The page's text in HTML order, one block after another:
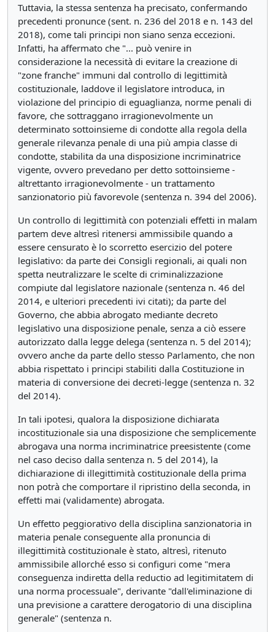
Tuttavia, la stessa sentenza ha precisato, confermando
precedenti pronunce (sent. n. 236 del 2018 e n. 143 del
2018), come tali principi non siano senza eccezioni.
Infatti, ha affermato che "... può venire in
considerazione la necessità di evitare la creazione di
"zone franche" immuni dal controllo di legittimità
costituzionale, laddove il legislatore introduca, in
violazione del principio di eguaglianza, norme penali di
favore, che sottraggano irragionevolmente un
determinato sottoinsieme di condotte alla regola della
generale rilevanza penale di una più ampia classe di
condotte, stabilita da una disposizione incriminatrice
vigente, ovvero prevedano per detto sottoinsieme -
altrettanto irragionevolmente - un trattamento
sanzionatorio più favorevole (sentenza n. 394 del 2006).
Un controllo di legittimità con potenziali effetti in malam
partem deve altresì ritenersi ammissibile quando a
essere censurato è lo scorretto esercizio del potere
legislativo: da parte dei Consigli regionali, ai quali non
spetta neutralizzare le scelte di criminalizzazione
compiute dal legislatore nazionale (sentenza n. 46 del
2014, e ulteriori precedenti ivi citati); da parte del
Governo, che abbia abrogato mediante decreto
legislativo una disposizione penale, senza a ciò essere
autorizzato dalla legge delega (sentenza n. 5 del 2014);
ovvero anche da parte dello stesso Parlamento, che non
abbia rispettato i principi stabiliti dalla Costituzione in
materia di conversione dei decreti-legge (sentenza n. 32
del 2014).
In tali ipotesi, qualora la disposizione dichiarata
incostituzionale sia una disposizione che semplicemente
abrogava una norma incriminatrice preesistente (come
nel caso deciso dalla sentenza n. 5 del 2014), la
dichiarazione di illegittimità costituzionale della prima
non potrà che comportare il ripristino della seconda, in
effetti mai (validamente) abrogata.
Un effetto peggiorativo della disciplina sanzionatoria in
materia penale conseguente alla pronuncia di
illegittimità costituzionale è stato, altresì, ritenuto
ammissibile allorché esso si configuri come "mera
conseguenza indiretta della reductio ad legitimitatem di
una norma processuale", derivante "dall'eliminazione di
una previsione a carattere derogatorio di una disciplina
generale" (sentenza n.